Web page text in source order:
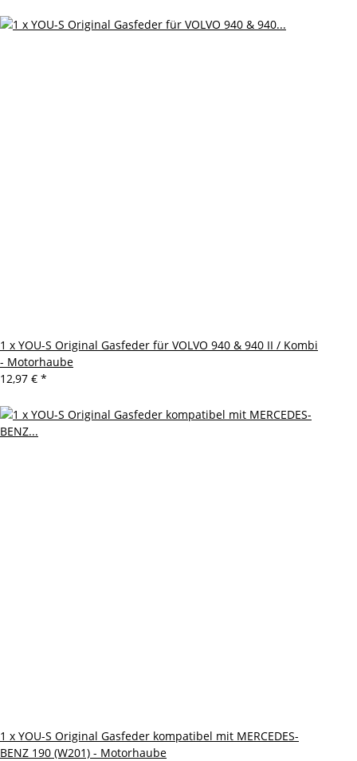
1 x YOU-S Original Gasfeder für VOLVO 940 & 940 II / Kombi
- Motorhaube
12,97 € *
1 x YOU-S Original Gasfeder kompatibel mit MERCEDES-
BENZ 190 (W201) - Motorhaube